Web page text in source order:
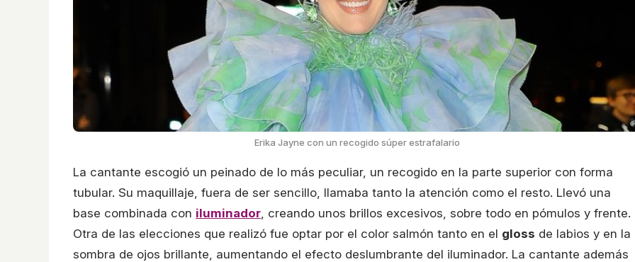
Erika Jayne con un recogido súper estrafalario
La cantante escogió un peinado de lo más peculiar, un recogido en la parte superior con forma
tubular. Su maquillaje, fuera de ser sencillo, llamaba tanto la atención como el resto. Llevó una
base combinada con iluminador , creando unos brillos excesivos, sobre todo en pómulos y frente.
Otra de las elecciones que realizó fue optar por el color salmón tanto en el gloss de labios y en la
sombra de ojos brillante, aumentando el efecto deslumbrante del iluminador. La cantante además